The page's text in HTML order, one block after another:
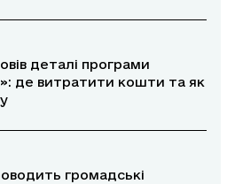
деталі програми
де витратити кошти та як
громадські